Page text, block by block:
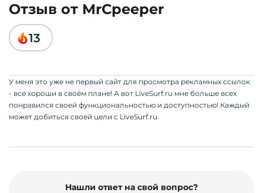
Отзыв от MrCpeeper
13
У меня это уже не первый сайт для просмотра рекламных ссылок
- все хороши в своём плане! А вот LiveSurf.ru мне больше всех
понравился своей функциональностью и доступностью! Каждый
может добиться своей цели с LiveSurf.ru.
Нашли ответ на свой вопрос?